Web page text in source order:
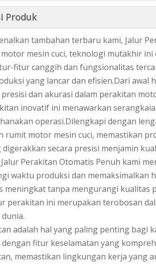
Produk
tambahan terbaru kami, Jalur
mesin cuci, teknologi mutakhir
fitur canggih dan fungsionalitas
yang lancar dan efisien.Dari
dan akurasi dalam perakitan
inovatif ini menawarkan
operasi.Dilengkapi dengan
rumit motor mesin cuci, memastikan
digerakkan secara presisi menjamin
Perakitan Otomatis Penuh kami
waktu produksi dan memaksimalkan
meningkat tanpa mengurangi kualitas
perakitan ini merupakan terobosan
adalah hal yang paling penting bagi
fitur keselamatan yang
memastikan lingkungan kerja yang